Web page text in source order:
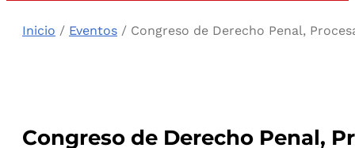
Inicio / Eventos / Congreso de Derecho Penal,
Congreso de Derecho Penal,